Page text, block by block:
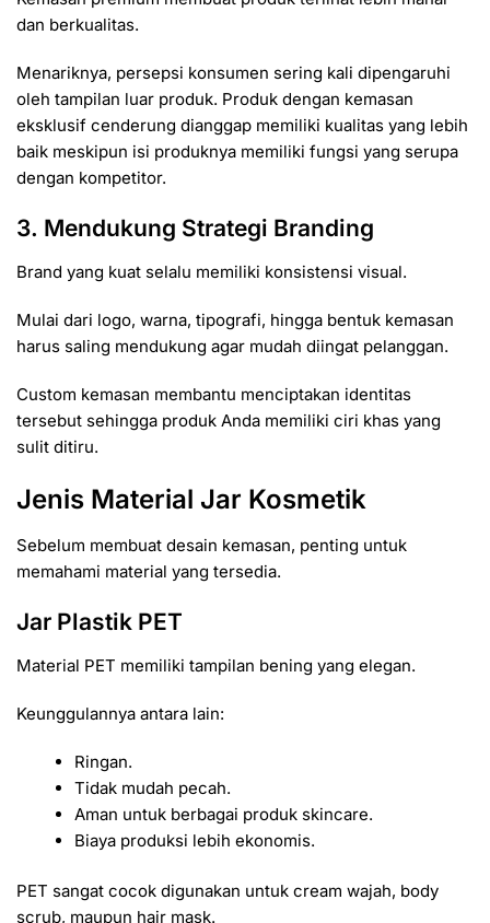
dan berkualitas.
Menariknya, persepsi konsumen sering kali dipengaruhi
oleh tampilan luar produk. Produk dengan kemasan
eksklusif cenderung dianggap memiliki kualitas yang lebih
baik meskipun isi produknya memiliki fungsi yang serupa
dengan kompetitor.
3. Mendukung Strategi Branding
Brand yang kuat selalu memiliki konsistensi visual.
Mulai dari logo, warna, tipografi, hingga bentuk kemasan
harus saling mendukung agar mudah diingat pelanggan.
Custom kemasan membantu menciptakan identitas
tersebut sehingga produk Anda memiliki ciri khas yang
sulit ditiru.
Jenis Material Jar Kosmetik
Sebelum membuat desain kemasan, penting untuk
memahami material yang tersedia.
Jar Plastik PET
Material PET memiliki tampilan bening yang elegan.
Keunggulannya antara lain:
Ringan.
Tidak mudah pecah.
Aman untuk berbagai produk skincare.
Biaya produksi lebih ekonomis.
PET sangat cocok digunakan untuk cream wajah, body
scrub, maupun hair mask.